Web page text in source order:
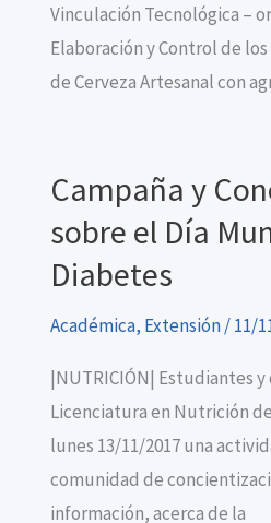
Vinculación Tecnológica –
Elaboración y Control de
de Cerveza Artesanal con
Campaña y
sobre el Día
Diabetes
Académica, Extensión/11/
|NUTRICIÓN| Estudiantes
Licenciatura en Nutrición
lunes 13/11/2017 una
comunidad de
información, acerca de la